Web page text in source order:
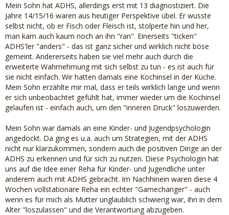
Mein Sohn hat ADHS, allerdings erst mit 13 diagnostiziert. Die
Jahre 14/15/16 waren aus heutiger Perspektive übel. Er wusste
selbst nicht, ob er Fisch oder Fleisch ist, stolperte hin und her,
man kam auch kaum noch an ihn "ran". Einerseits "ticken"
ADHS'ler "anders" - das ist ganz sicher und wirklich nicht böse
gemeint. Andererseits haben sie viel mehr auch durch die
erweiterte Wahrnehmung mit sich selbst zu tun - es ist auch für
sie nicht einfach. Wir hatten damals eine Kochinsel in der Küche.
Mein Sohn erzählte mir mal, dass er teils wirklich lange und wenn
er sich unbeobachtet gefühlt hat, immer wieder um die Kochinsel
gelaufen ist - einfach auch, um den "inneren Druck" loszuwerden.
Mein Sohn war damals an eine Kinder- und Jugendpsychologin
angedockt. Da ging es u.a. auch um Strategien, mit der ADHS
nicht nur klarzukommen, sondern auch die positiven Dinge an der
ADHS zu erkennen und für sich zu nutzen. Diese Psychologin hat
uns auf die Idee einer Reha für Kinder- und Jugendliche unter
anderem auch mit ADHS gebracht. Im Nachhinein waren diese 4
Wochen vollstationäre Reha ein echter "Gamechanger" - auch
wenn es für mich als Mutter unglaublich schwierig war, ihn in dem
Alter "loszulassen" und die Verantwortung abzugeben.